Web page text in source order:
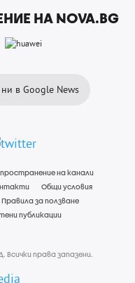
НА NOVA.BG
ни в Google News
на канали
Общи условия
Правила за ползване
публикации
Всички права запазени.